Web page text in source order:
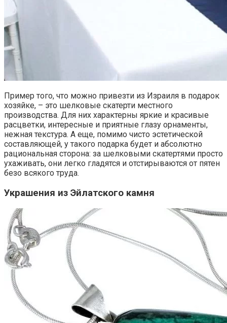
Пример того, что можно привезти из Израиля в подарок
хозяйке, – это шелковые скатерти местного
производства. Для них характерны яркие и красивые
расцветки, интересные и приятные глазу орнаменты,
нежная текстура. А еще, помимо чисто эстетической
составляющей, у такого подарка будет и абсолютно
рациональная сторона: за шелковыми скатертями просто
ухаживать, они легко гладятся и отстирываются от пятен
безо всякого труда.
Украшения из Эйлатского камня